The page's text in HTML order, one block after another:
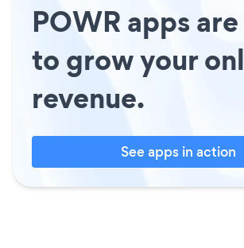
POWR apps
to grow your
revenue.
See apps in action